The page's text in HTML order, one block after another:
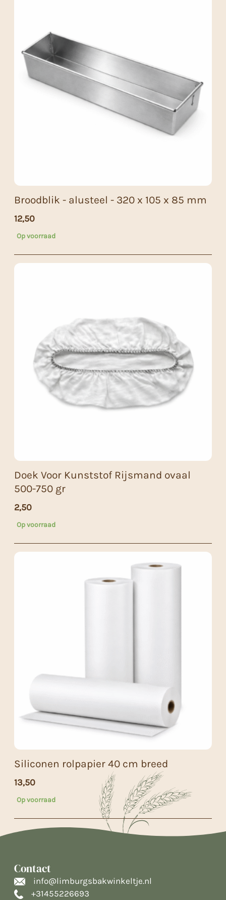
Broodblik - alusteel - 320 x 105 x 85 mm
12,50
Op voorraad
Doek Voor Kunststof Rijsmand ovaal
500-750 gr
2,50
Op voorraad
Siliconen rolpapier 40 cm breed
13,50
Op voorraad
Contact
info@limburgsbakwinkeltje.nl
+31455226693